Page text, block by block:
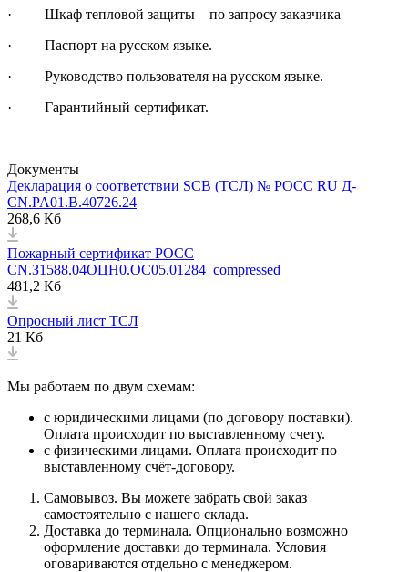
· Шкаф тепловой защиты – по запросу заказчика
· Паспорт на русском языке.
· Руководство пользователя на русском языке.
· Гарантийный сертификат.
Документы
Декларация о соответствии SCB (ТСЛ) № РОСС RU Д-
CN.PA01.B.40726.24
268,6 Кб
Пожарный сертификат РОСС
CN.З1588.04ОЦН0.ОС05.01284_compressed
481,2 Кб
Опросный лист ТСЛ
21 Кб
Мы работаем по двум схемам:
с юридическими лицами (по договору поставки).
Оплата происходит по выставленному счету.
с физическими лицами. Оплата происходит по
выставленному счёт-договору.
Самовывоз. Вы можете забрать свой заказ
самостоятельно с нашего склада.
Доставка до терминала. Опционально возможно
оформление доставки до терминала. Условия
оговариваются отдельно с менеджером.